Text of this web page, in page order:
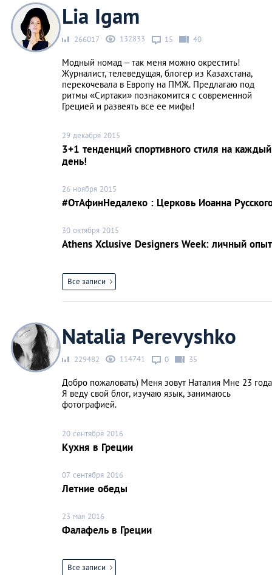
Lia Igam
266017 132833 15 40
Модный номад – так меня можно окрестить!
Журналист, телеведущая, блогер из Казахстана,
перекочевала в Европу на ПМЖ. Предлагаю под
ритмы «Сиртаки» познакомится с современной
Грецией и развеять все ее мифы!
29 декабря 2015
3+1 тенденций спортивного стиля на каждый
день!
26 ноября 2015
#ОтАфинНедалеко : Церковь Иоанна
30 октября 2015
Athens Xclusive Designers Week: личный опыт
Все записи
Natalia Perevyshko
229482 114741 0 35
Добро пожаловать) Меня зовут Наталия Мне 23 года
Я веду свой блог, изучаю язык, занимаюсь
фотографией.
20 сентября 2016
Кухня в Греции
07 сентября 2016
Летние обеды
23 мая 2016
Фалафель в Греции
Все записи